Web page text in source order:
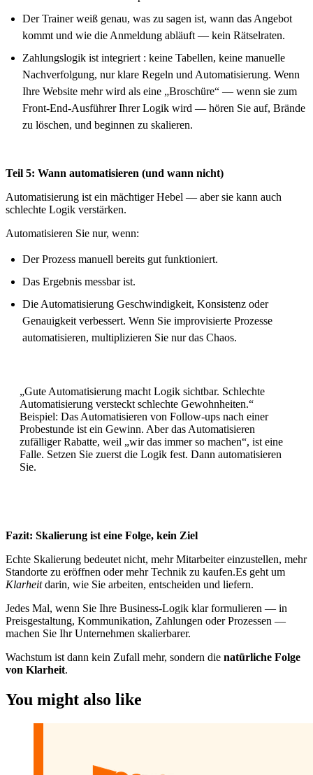
Der Trainer weiß genau, was zu sagen ist, wann das Angebot
kommt und wie die Anmeldung abläuft — kein Rätselraten.
Zahlungslogik ist integriert : keine Tabellen, keine manuelle
Nachverfolgung, nur klare Regeln und Automatisierung. Wenn
Ihre Website mehr wird als eine „Broschüre“ — wenn sie zum
Front-End-Ausführer Ihrer Logik wird — hören Sie auf, Brände
zu löschen, und beginnen zu skalieren.
Teil 5: Wann automatisieren (und wann nicht)
Automatisierung ist ein mächtiger Hebel — aber sie kann auch
schlechte Logik verstärken.
Automatisieren Sie nur, wenn:
Der Prozess manuell bereits gut funktioniert.
Das Ergebnis messbar ist.
Die Automatisierung Geschwindigkeit, Konsistenz oder
Genauigkeit verbessert. Wenn Sie improvisierte Prozesse
automatisieren, multiplizieren Sie nur das Chaos.
„Gute Automatisierung macht Logik sichtbar. Schlechte
Automatisierung versteckt schlechte Gewohnheiten.“
Beispiel: Das Automatisieren von Follow-ups nach einer
Probestunde ist ein Gewinn. Aber das Automatisieren
zufälliger Rabatte, weil „wir das immer so machen“, ist eine
Falle. Setzen Sie zuerst die Logik fest. Dann automatisieren
Sie.
Fazit: Skalierung ist eine Folge, kein Ziel
Echte Skalierung bedeutet nicht, mehr Mitarbeiter einzustellen, mehr
Standorte zu eröffnen oder mehr Technik zu kaufen.Es geht um
Klarheitdarin, wie Sie arbeiten, entscheiden und liefern.
Jedes Mal, wenn Sie Ihre Business-Logik klar formulieren — in
Preisgestaltung, Kommunikation, Zahlungen oder Prozessen —
machen Sie Ihr Unternehmen skalierbarer.
Wachstum ist dann kein Zufall mehr, sondern die natürliche Folge
von Klarheit.
You might also like